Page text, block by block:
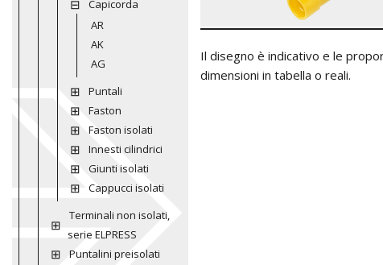
Capicorda
AR
AK
AG
Puntali
Faston
Faston isolati
Innesti cilindrici
Giunti isolati
Cappucci isolati
Terminali non isolati,
serie ELPRESS
Puntalini preisolati
Il disegno è indicativo e le
dimensioni in tabella o reali.